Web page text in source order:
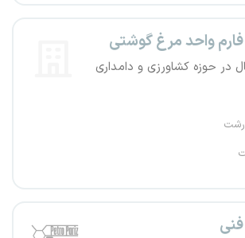
واحد مرغ گوشتی
در حوزه کشاورزی و دامداری
رشت